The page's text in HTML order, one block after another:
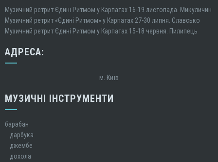
Музичний ретрит Єдині Ритмом у Карпатах 16-19 листопада. Микуличин
Музичний ретрит «Єдині Ритмом» у Карпатах 27-30 липня. Славсько
Музичний ретрит Єдині Ритмом у Карпатах 15-18 червня. Пилипець
АДРЕСА:
м. Київ
МУЗИЧНІ ІНСТРУМЕНТИ
барабан
дарбука
джембе
дохола